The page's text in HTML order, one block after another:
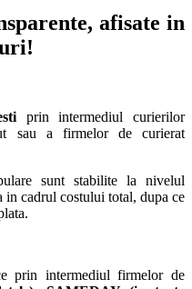
afisate in
prin intermediul curierilor
sau a firmelor de curierat
sunt stabilite la nivelul
in cadrul costului total, dupa ce
prin intermediul firmelor de